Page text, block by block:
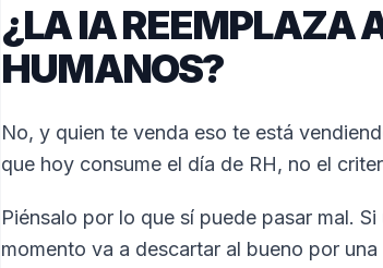
¿LA IA REEMPLAZA
HUMANOS?
No, y quien te venda eso te está
que hoy consume el día de RH, no el
Piénsalo por lo que sí puede pasar mal.
momento va a descartar al bueno por